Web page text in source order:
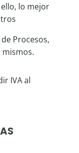
lo mejor
Procesos,
mismos.
IVA al